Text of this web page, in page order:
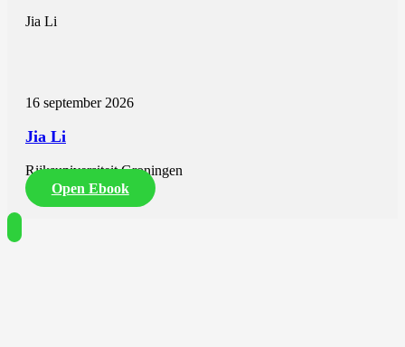
Jia Li
16 september 2026
Jia Li
Rijksuniversiteit Groningen
Open Ebook